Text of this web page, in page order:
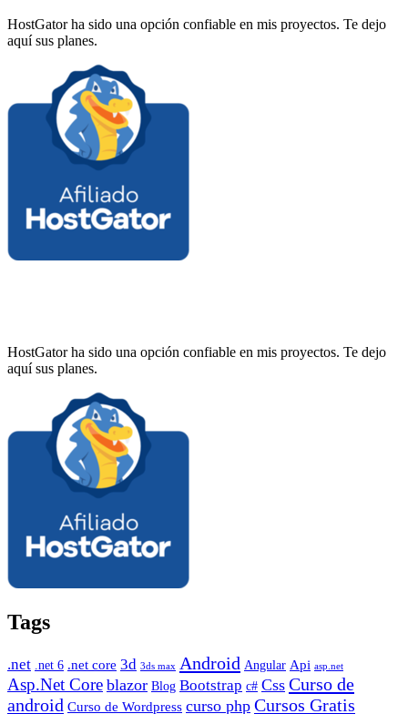
HostGator ha sido una opción confiable en mis proyectos. Te dejo
aquí sus planes.
HostGator ha sido una opción confiable en mis proyectos. Te dejo
aquí sus planes.
Tags
.net .net 6 .net core 3d 3ds max Android Angular Api asp.net
Asp.Net Core blazor Blog Bootstrap c# Css Curso de
android Curso de Wordpress curso php Cursos Gratis